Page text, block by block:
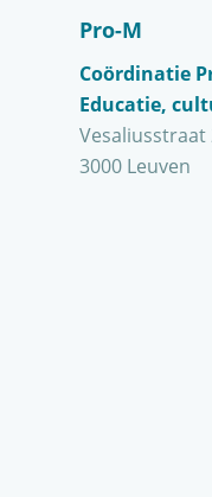
Pro-M
Coördinatie
Educatie,
Vesaliusstraat
3000 Leuven